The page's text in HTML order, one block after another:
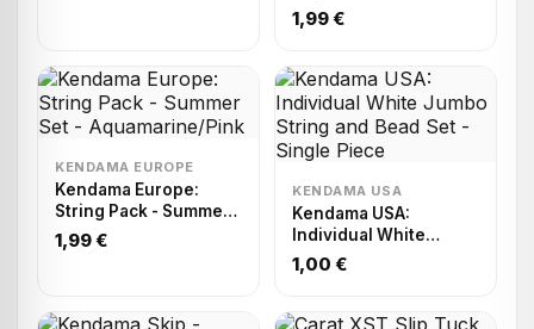
Pack - Red, Blue,
Yellow, Green and
1,99 €
KENDAMA EUROPE
Kendama Europe:
String Pack - Summer
Set - Aquamarine/Pink
1,99 €
KENDAMA USA
Kendama USA:
Individual White
Jumbo String and
Bead Set - Single
1,00 €